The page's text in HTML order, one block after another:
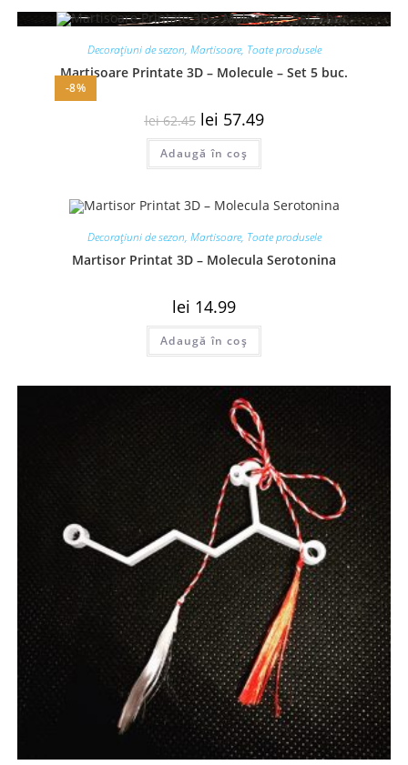
-8%
Decorațiuni de sezon, Martisoare, Toate produsele
Martisoare Printate 3D – Molecule – Set 5 buc.
lei62.45 lei 57.49
Adaugă în coș
Decorațiuni de sezon, Martisoare, Toate produsele
Martisor Printat 3D – Molecula Serotonina
lei 14.99
Adaugă în coș